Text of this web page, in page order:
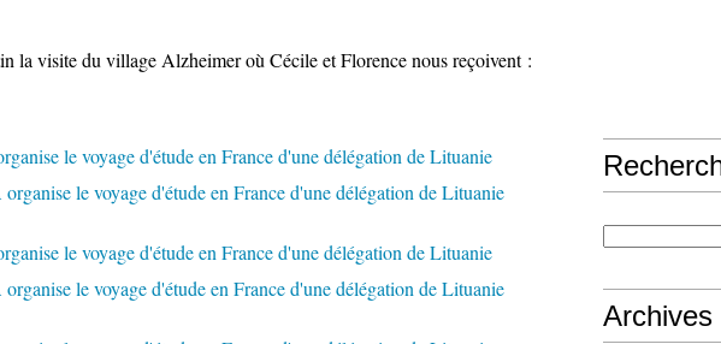
la visite du village Alzheimer où Cécile et Florence nous reçoivent :
Archives